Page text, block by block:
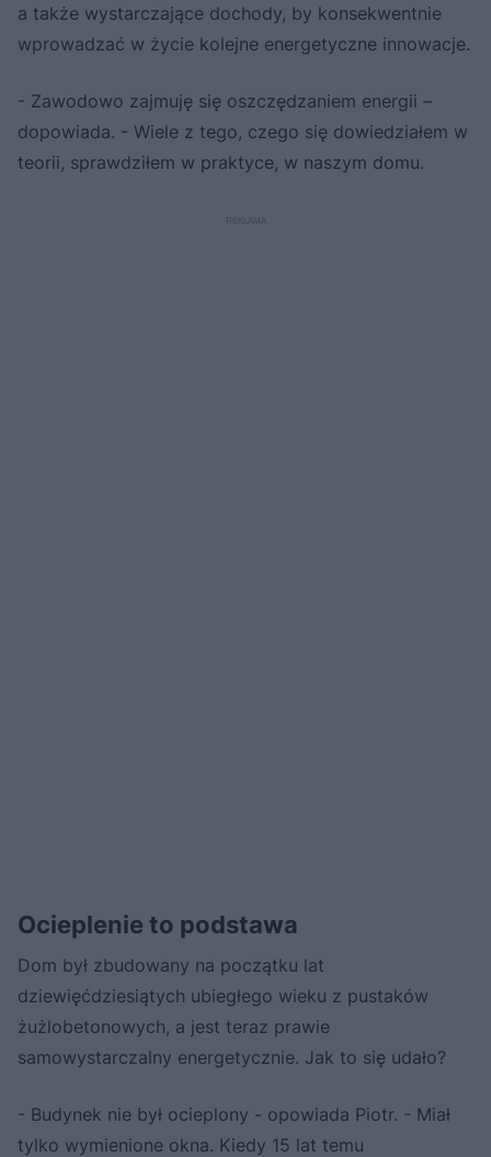
a także wystarczające dochody, by konsekwentnie
wprowadzać w życie kolejne energetyczne innowacje.
- Zawodowo zajmuję się oszczędzaniem energii –
dopowiada. - Wiele z tego, czego się dowiedziałem w
teorii, sprawdziłem w praktyce, w naszym domu.
Ocieplenie to podstawa
Dom był zbudowany na początku lat
dziewięćdziesiątych ubiegłego wieku z pustaków
żużlobetonowych, a jest teraz prawie
samowystarczalny energetycznie. Jak to się udało?
- Budynek nie był ocieplony - opowiada Piotr. - Miał
tylko wymienione okna. Kiedy 15 lat temu